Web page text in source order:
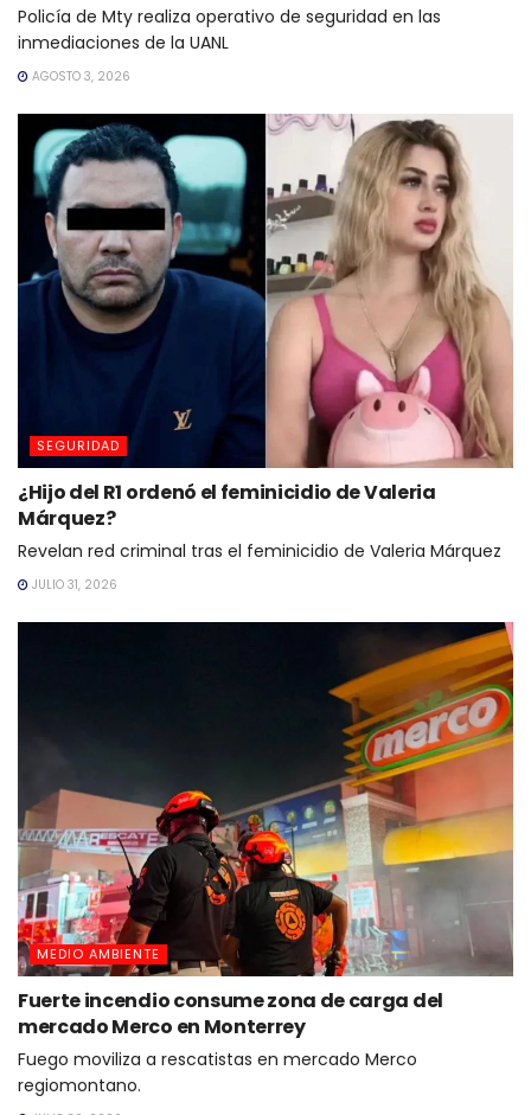
Policía de Mty realiza operativo de seguridad en las
inmediaciones de la UANL
AGOSTO 3, 2026
SEGURIDAD
¿Hijo del R1 ordenó el feminicidio de Valeria
Márquez?
Revelan red criminal tras el feminicidio de Valeria Márquez
JULIO 31, 2026
MEDIO AMBIENTE
Fuerte incendio consume zona de carga del
mercado Merco en Monterrey
Fuego moviliza a rescatistas en mercado Merco
regiomontano.